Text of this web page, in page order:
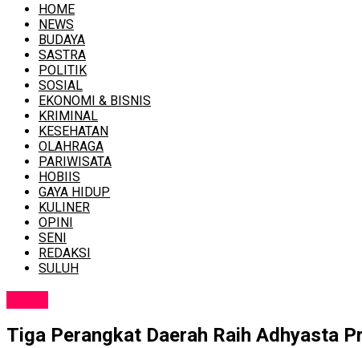
HOME
NEWS
BUDAYA
SASTRA
POLITIK
SOSIAL
EKONOMI & BISNIS
KRIMINAL
KESEHATAN
OLAHRAGA
PARIWISATA
HOBIIS
GAYA HIDUP
KULINER
OPINI
SENI
REDAKSI
SULUH
Tiga Perangkat Daerah Raih Adhyasta